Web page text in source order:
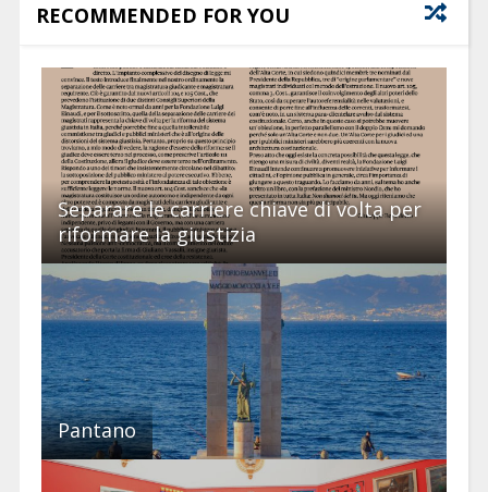
RECOMMENDED FOR YOU
Separare le carriere chiave di volta per
riformare la giustizia
Pantano